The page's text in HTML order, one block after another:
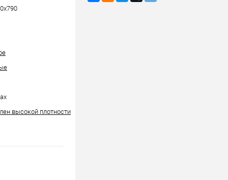
высокой плотности